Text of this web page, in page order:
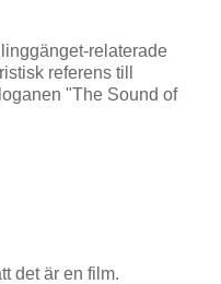
relaterade
referens till
"The Sound of
det är en film.